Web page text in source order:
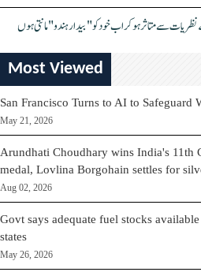
سے متاثر ہو کر اب خود کو "بیدار ہندو" مانتی ہوں
Most Viewed
San Francisco Turns to AI to Safeguard
May 21, 2026
Arundhati Choudhary wins India's 11th
medal, Lovlina Borgohain settles for
Aug 02, 2026
Govt says adequate fuel stocks
states
May 26, 2026